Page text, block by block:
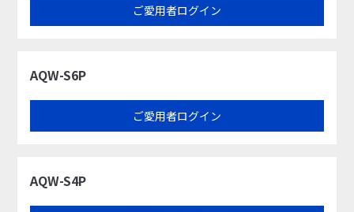
ご愛用者ログイン
AQW-S6P
ご愛用者ログイン
AQW-S4P